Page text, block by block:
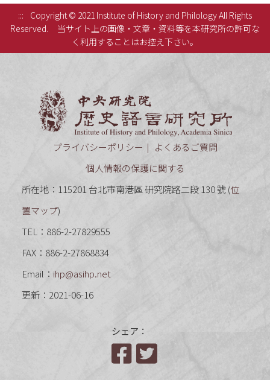
:::
Copyright © 2021 Institute of History and Philology All Rights
Reserved.
当サイト上の画像・文章・資料等を本研究所の許可な
く利用することはお控え下さい。
プライバシーポリシー
よくあるご質問
個人情報の保護に関する
所在地：115201 台北市南港區 研究院路二段 130 號 (位
置マップ)
TEL：886-2-27829555
FAX：886-2-27868834
Email： ihp@asihp.net
更新：2021-06-16
シェア：
Facebook